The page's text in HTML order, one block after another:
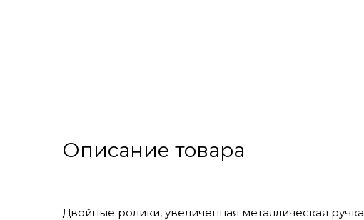
Описание товара
Двойные ролики, увеличенная металлическая ручка